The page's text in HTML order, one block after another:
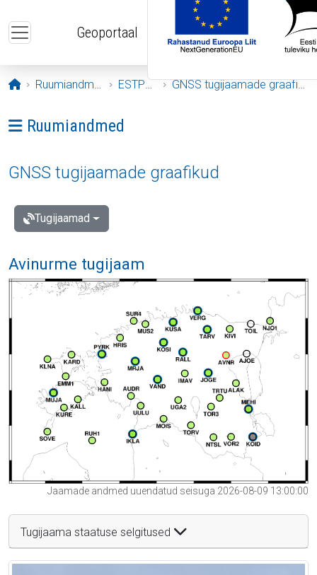
Geoportaal
Avaleht
Ruumiandmed ESTPOS GNSS tugijaamade graafikud
Ava menüü: Ruumiandmed
Ruumiandmed
GNSS tugijaamade graafikud
Tugijaamad
Avinurme tugijaam
Jaamade andmed uuendatud seisuga 2026-08-09 13:00:00
Tugijaama staatuse selgitused